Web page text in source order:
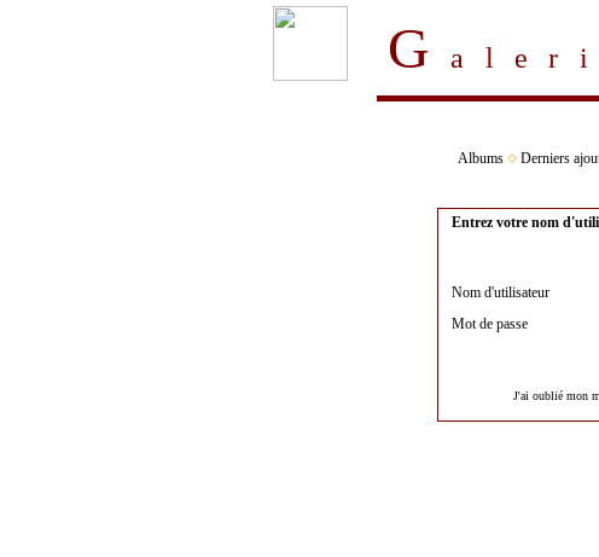
G
Albums
Derniers
Entrez votre nom
Nom d'utilisateur
Mot de passe
J'ai oublié mon